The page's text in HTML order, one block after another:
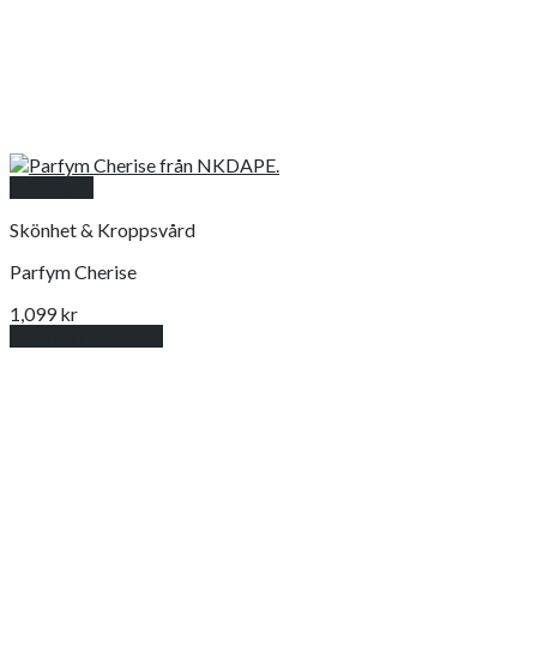
Skönhet & Kroppsvård
Parfym Cherise
1,099kr